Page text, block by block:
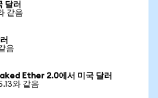
달러
같음
음
Ether 2.0에서 미국 달러
와 같음